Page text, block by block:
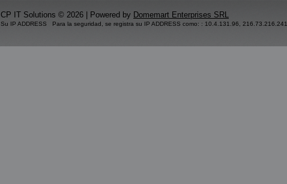
CP IT Solutions © 2026 | Powered by Domemart Enterprises SRL
Su IP ADDRESS Para la seguridad, se registra su IP ADDRESS como: : 10.4.131.96, 216.73.216.241